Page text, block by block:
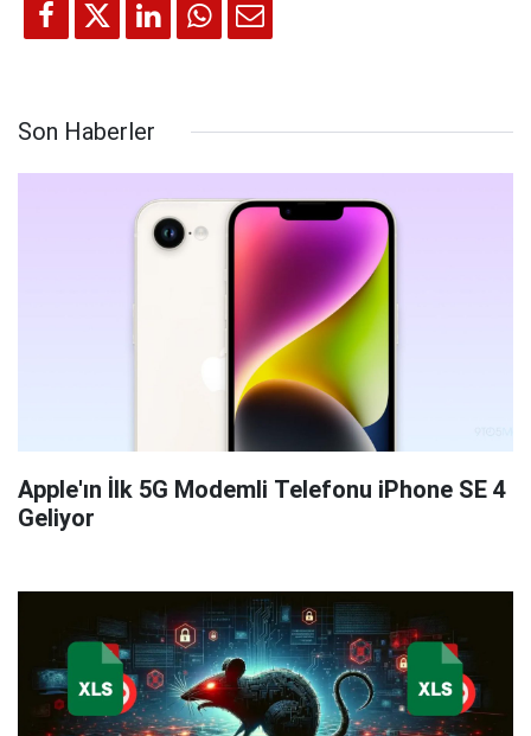
Son Haberler
Apple'ın İlk 5G Modemli Telefonu iPhone SE 4
Geliyor